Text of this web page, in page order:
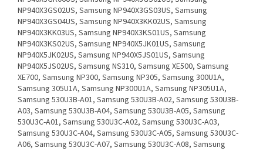
NP940X3GS02US, Samsung NP940X3GS03US, Samsung
NP940X3GS04US, Samsung NP940X3KK02US, Samsung
NP940X3KK03US, Samsung NP940X3KS01US, Samsung
NP940X3KS02US, Samsung NP940X5JK01US, Samsung
NP940X5JK02US, Samsung NP940X5JS01US, Samsung
NP940X5JS02US, Samsung NS310, Samsung XE500, Samsung
XE700, Samsung NP300, Samsung NP305, Samsung 300U1A,
Samsung 305U1A, Samsung NP300U1A, Samsung NP305U1A,
Samsung 530U3B-A01, Samsung 530U3B-A02, Samsung 530U3B-
A03, Samsung 530U3B-A04, Samsung 530U3B-A05, Samsung
530U3C-A01, Samsung 530U3C-A02, Samsung 530U3C-A03,
Samsung 530U3C-A04, Samsung 530U3C-A05, Samsung 530U3C-
A06, Samsung 530U3C-A07, Samsung 530U3C-A08, Samsung